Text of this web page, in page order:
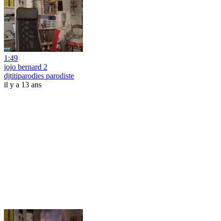
1:49
jojo bernard 2
djtitiparodies parodiste
il y a 13 ans